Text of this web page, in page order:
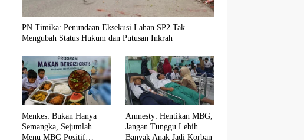
PN Timika: Penundaan Eksekusi Lahan SP2 Tak
Mengubah Status Hukum dan Putusan Inkrah
Menkes: Bukan Hanya
Semangka, Sejumlah
Menu MBG Positif
Amnesty: Hentikan MBG,
Jangan Tunggu Lebih
Banyak Anak Jadi Korban